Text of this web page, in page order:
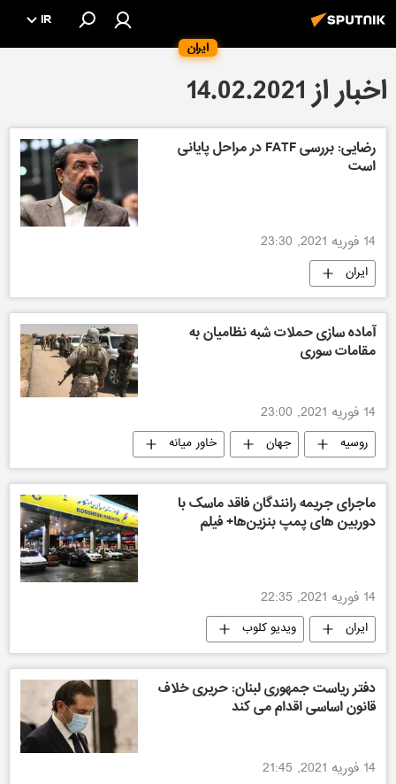
ایران
IR
اخبار از 14.02.2021
رضایی: بررسی FATF در مراحل پایانی
است
14 فوریه 2021, 23:30
ایران
آماده سازی حملات شبه نظامیان به
مقامات سوری
14 فوریه 2021, 23:00
روسیه جهان خاور میانه
ماجرای جریمه رانندگان فاقد ماسک با
دوربین ‌های پمپ ‌بنزین‌ها+ فیلم
14 فوریه 2021, 22:35
ایران ویدیو کلوب
دفتر ریاست جمهوری لبنان: حریری خلاف
قانون اساسی اقدام می کند
14 فوریه 2021, 21:45